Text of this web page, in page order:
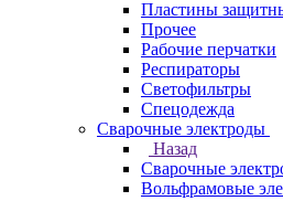
Пластины
Прочее
Рабочие перчатки
Респираторы
Светофильтры
Спецодежда
Сварочные электроды
Назад
Сварочные
Вольфрамовые